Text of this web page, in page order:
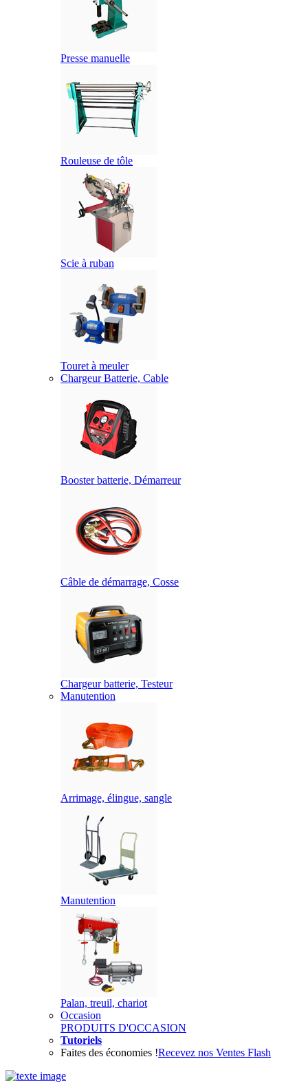
Presse manuelle
Rouleuse de tôle
Scie à ruban
Touret à meuler
Chargeur Batterie, Cable
Booster batterie, Démarreur
Câble de démarrage, Cosse
Chargeur batterie, Testeur
Manutention
Arrimage, élingue, sangle
Manutention
Palan, treuil, chariot
Occasion
PRODUITS D'OCCASION
Tutoriels
Faites des économies !Recevez nos Ventes Flash